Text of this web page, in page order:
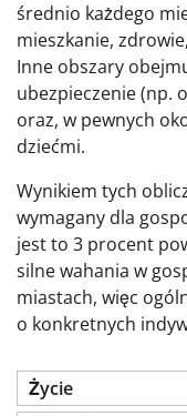
średnio każdego
mieszkanie,
Inne obszary
ubezpieczenie (np.
oraz, w pewnych
dziećmi.
Wynikiem tych
wymagany dla
jest to 3 procent
silne wahania w
miastach, więc
o konkretnych
Życie